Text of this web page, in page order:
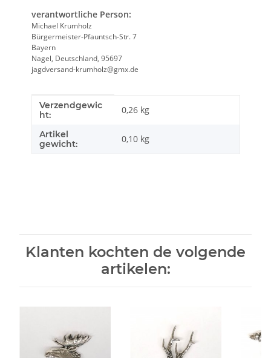
verantwortliche Person:
Michael Krumholz
Bürgermeister-Pfauntsch-Str. 7
Bayern
Nagel, Deutschland, 95697
jagdversand-krumholz@gmx.de
Producteigenschap
Waarde
Verzendgewic
ht:
0,26 kg
Artikel
gewicht:
0,10 kg
Klanten kochten de volgende
artikelen: